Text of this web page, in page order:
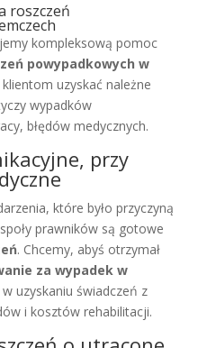
roszczeń
kompleksową pomoc
powypadkowych w
uzyskać należne
wypadków
błędów medycznych.
przy
które było przyczyną
prawników są gotowe
. Chcemy, abyś otrzymał
za wypadek w
uzyskaniu świadczeń z
i kosztów rehabilitacji.